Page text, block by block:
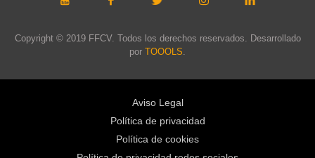
Copyright © 2019 FFCV. Todos los derechos reservados. Desarrollado
por TOOOLS.
Aviso Legal
Política de privacidad
Política de cookies